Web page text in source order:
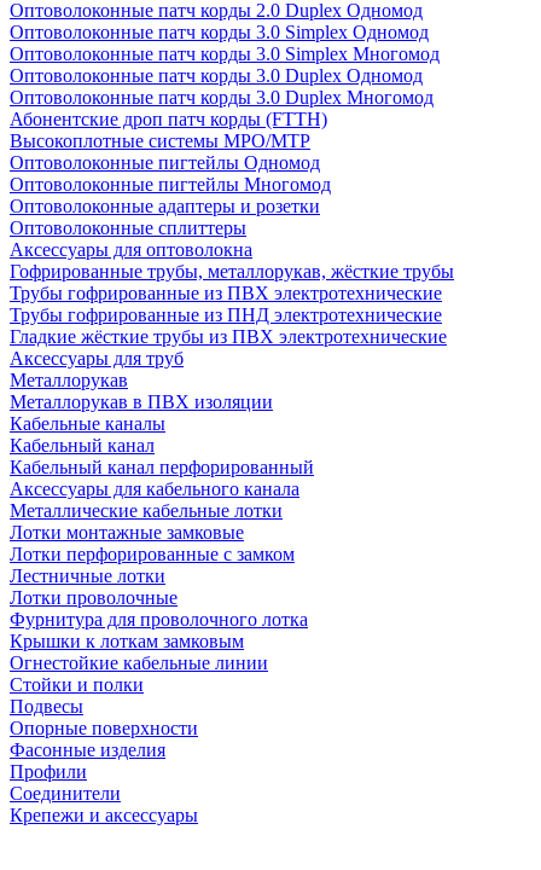
Оптоволоконные патч корды 2.0 Duplex Одномод
Оптоволоконные патч корды 3.0 Simplex Одномод
Оптоволоконные патч корды 3.0 Simplex Многомод
Оптоволоконные патч корды 3.0 Duplex Одномод
Оптоволоконные патч корды 3.0 Duplex Многомод
Абонентские дроп патч корды (FTTH)
Высокоплотные системы MPO/MTP
Оптоволоконные пигтейлы Одномод
Оптоволоконные пигтейлы Многомод
Оптоволоконные адаптеры и розетки
Оптоволоконные сплиттеры
Аксессуары для оптоволокна
Гофрированные трубы, металлорукав, жёсткие трубы
Трубы гофрированные из ПВХ электротехнические
Трубы гофрированные из ПНД электротехнические
Гладкие жёсткие трубы из ПВХ электротехнические
Аксессуары для труб
Металлорукав
Металлорукав в ПВХ изоляции
Кабельные каналы
Кабельный канал
Кабельный канал перфорированный
Аксессуары для кабельного канала
Металлические кабельные лотки
Лотки монтажные замковые
Лотки перфорированные с замком
Лестничные лотки
Лотки проволочные
Фурнитура для проволочного лотка
Крышки к лоткам замковым
Огнестойкие кабельные линии
Стойки и полки
Подвесы
Опорные поверхности
Фасонные изделия
Профили
Соединители
Крепежи и аксессуары